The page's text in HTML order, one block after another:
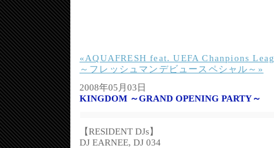
«AQUAFRESH feat. UEFA Chanpions
～フレッシュマンデビュースペシャル～»
2008年05月03日
KINGDOM ～GRAND OPENING PARTY～
【RESIDENT DJs】
DJ EARNEE, DJ 034